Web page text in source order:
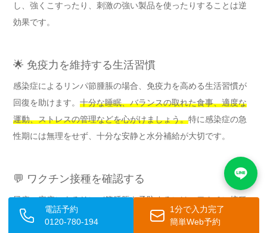
し、強くこすったり、刺激の強い製品を使ったりすることは逆
効果です。
🌟 免疫力を維持する生活習慣
感染症によるリンパ節腫脹の場合、免疫力を高める生活習慣が
回復を助けます。 十分な睡眠、バランスの取れた食事、適度な
運動、ストレスの管理などを心がけましょう。特に感染症の急
性期には無理をせず、十分な安静と水分補給が大切です。
💬 ワクチン接種を確認する
風疹・麻疹によるリンパ節腫脹を予防するには、ワクチン接種
が最も効果的です。MRワクチン（麻疹・風疹混合ワクチン）の
電話予約
0120-780-194
1分で入力完了
簡単Web予約